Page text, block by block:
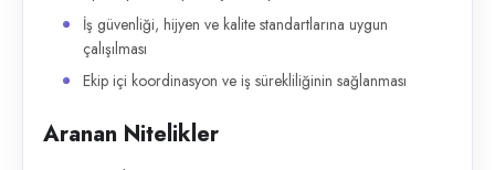
İş güvenliği, hijyen ve kalite standartlarına uygun
çalışılması
Ekip içi koordinasyon ve iş sürekliliğinin sağlanması
Aranan Nitelikler